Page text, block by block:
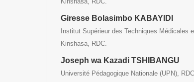
Giresse Bolasimbo KABAYIDI
Institut Supérieur des Techniques Médicales
Kinshasa, RDC.
Joseph wa Kazadi TSHIBANGU
Université Pédagogique Nationale (UPN),